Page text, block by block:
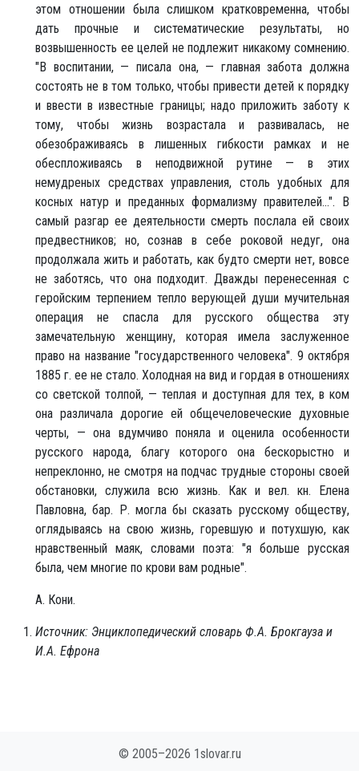
этом отношении была слишком кратковременна, чтобы
дать прочные и систематические результаты, но
возвышенность ее целей не подлежит никакому сомнению.
"В воспитании, — писала она, — главная забота должна
состоять не в том только, чтобы привести детей к порядку
и ввести в известные границы; надо приложить заботу к
тому, чтобы жизнь возрастала и развивалась, не
обезображиваясь в лишенных гибкости рамках и не
обеспложиваясь в неподвижной рутине — в этих
немудреных средствах управления, столь удобных для
косных натур и преданных формализму правителей...". В
самый разгар ее деятельности смерть послала ей своих
предвестников; но, сознав в себе роковой недуг, она
продолжала жить и работать, как будто смерти нет, вовсе
не заботясь, что она подходит. Дважды перенесенная с
геройским терпением тепло верующей души мучительная
операция не спасла для русского общества эту
замечательную женщину, которая имела заслуженное
право на название "государственного человека". 9 октября
1885 г. ее не стало. Холодная на вид и гордая в отношениях
со светской толпой, — теплая и доступная для тех, в ком
она различала дорогие ей общечеловеческие духовные
черты, — она вдумчиво поняла и оценила особенности
русского народа, благу которого она бескорыстно и
непреклонно, не смотря на подчас трудные стороны своей
обстановки, служила всю жизнь. Как и вел. кн. Елена
Павловна, бар. Р. могла бы сказать русскому обществу,
оглядываясь на свою жизнь, горевшую и потухшую, как
нравственный маяк, словами поэта: "я больше русская
была, чем многие по крови вам родные".
А. Кони.
Источник: Энциклопедический словарь Ф.А. Брокгауза и
И.А. Ефрона
© 2005–2026 1slovar.ru